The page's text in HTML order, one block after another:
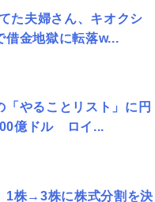
た夫婦さん、キオクシ
借金地獄に転落w...
「やることリスト」に円
億ドル ロイ...
1株→3株に株式分割を決